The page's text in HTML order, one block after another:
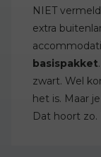
NIET
extra
basispakket
zwart. Wel
het is. Maar
Dat hoort zo.